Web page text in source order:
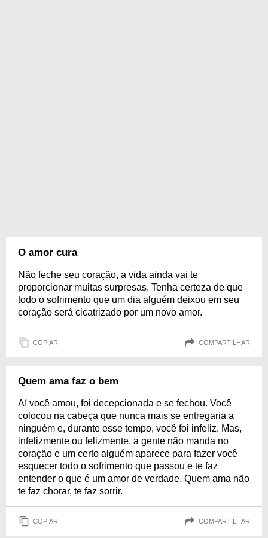
O amor cura
Não feche seu coração, a vida ainda vai te
proporcionar muitas surpresas. Tenha certeza de que
todo o sofrimento que um dia alguém deixou em seu
coração será cicatrizado por um novo amor.
COPIAR COMPARTILHAR
Quem ama faz o bem
Aí você amou, foi decepcionada e se fechou. Você
colocou na cabeça que nunca mais se entregaria a
ninguém e, durante esse tempo, você foi infeliz. Mas,
infelizmente ou felizmente, a gente não manda no
coração e um certo alguém aparece para fazer você
esquecer todo o sofrimento que passou e te faz
entender o que é um amor de verdade. Quem ama não
te faz chorar, te faz sorrir.
COPIAR COMPARTILHAR